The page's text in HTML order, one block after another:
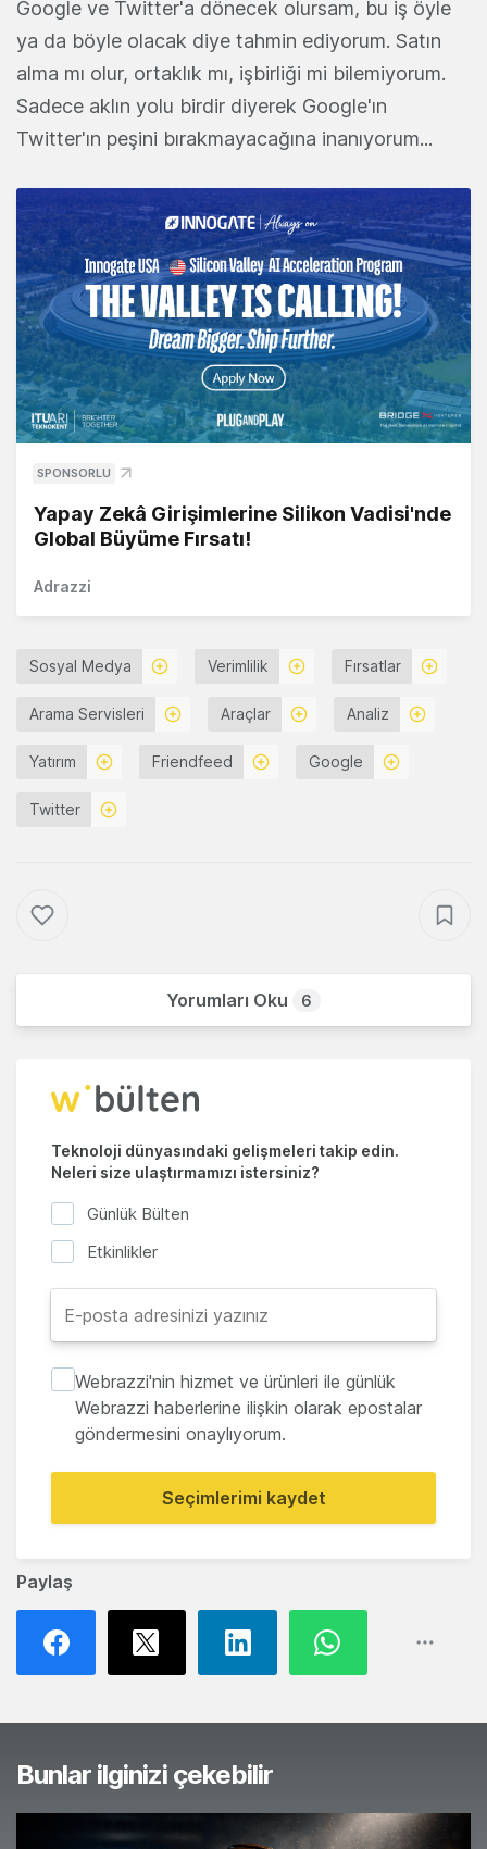
Paylaş
Google ve Twitter'a dönecek olursam, bu iş öyle
ya da böyle olacak diye tahmin ediyorum. Satın
alma mı olur, ortaklık mı, işbirliği mi bilemiyorum.
Sadece aklın yolu birdir diyerek Google'ın
Twitter'ın peşini bırakmayacağına inanıyorum...
SPONSORLU
Yapay Zekâ Girişimlerine Silikon Vadisi'nde
Global Büyüme Fırsatı!
Adrazzi
Sosyal Medya Verimlilik Fırsatlar
Arama Servisleri Araçlar Analiz
Yatırım Friendfeed Google
Twitter
Yorumları Oku 6
Teknoloji dünyasındaki gelişmeleri takip edin.
Neleri size ulaştırmamızı istersiniz?
Günlük Bülten
Etkinlikler
Webrazzi'nin hizmet ve ürünleri ile günlük
Webrazzi haberlerine ilişkin olarak epostalar
göndermesini onaylıyorum.
Seçimlerimi kaydet
Bunlar ilginizi çekebilir